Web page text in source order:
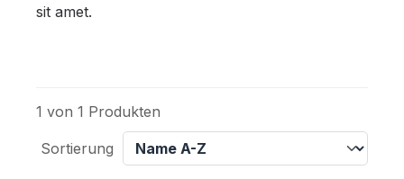
sit amet.
1 von 1 Produkten
Sortierung